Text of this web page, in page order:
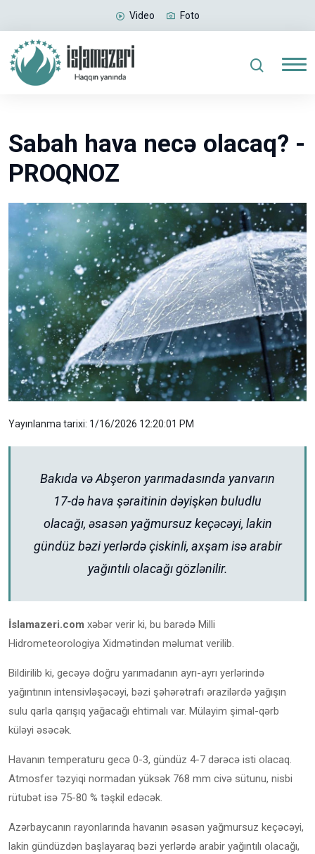
Video Foto
Sabah hava necə olacaq? -
PROQNOZ
Yayınlanma tarixi: 1/16/2026 12:20:01 PM
Bakıda və Abşeron yarımadasında yanvarın
17-də hava şəraitinin dəyişkən buludlu
olacağı, əsasən yağmursuz keçəcəyi, lakin
gündüz bəzi yerlərdə çiskinli, axşam isə arabir
yağıntılı olacağı gözlənilir.
İslamazeri.com xəbər verir ki, bu barədə Milli
Hidrometeorologiya Xidmətindən məlumat verilib.
Bildirilib ki, gecəyə doğru yarımadanın ayrı-ayrı yerlərində
yağıntının intensivləşəcəyi, bəzi şəhərətrafı ərazilərdə yağışın
sulu qarla qarışıq yağacağı ehtimalı var. Mülayim şimal-qərb
küləyi əsəcək.
Havanın temperaturu gecə 0-3, gündüz 4-7 dərəcə isti olacaq.
Atmosfer təzyiqi normadan yüksək 768 mm civə sütunu, nisbi
rütubət isə 75-80 % təşkil edəcək.
Azərbaycanın rayonlarında havanın əsasən yağmursuz keçəcəyi,
lakin gündüzdən başlayaraq bəzi yerlərdə arabir yağıntılı olacağı,